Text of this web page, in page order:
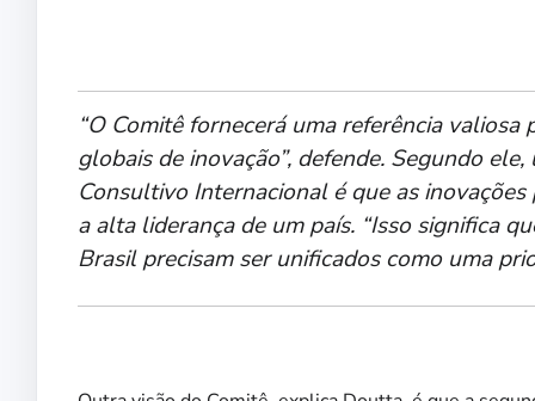
“O Comitê fornecerá uma referência
globais de inovação”, defende. Segundo
Consultivo Internacional é que as
a alta liderança de um país. “Isso significa
Brasil precisam ser unificados como uma